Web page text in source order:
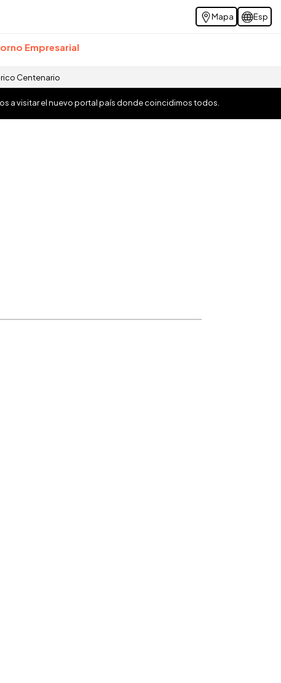
Mapa Esp
Empresarial
Centenario
a visitar el nuevo portal país donde coincidimos todos.